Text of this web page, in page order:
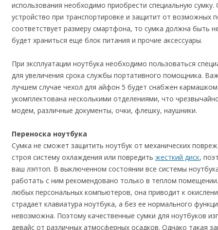
использования необходимо приобрести специальную
устройство при транспортировке и защитит от возможных
соответствует размеру смартфона, то сумка должна быть
будет храниться еще блок питания и прочие аксессуары.
При эксплуатации ноутбука необходимо пользоваться
для увеличения срока службы портативного помощника.
лучшем случае чехол для айфон 5 будет снабжен
укомплектована несколькими отделениями, что
модем, различные документы, очки, флешку, наушники.
Переноска ноутбука
Сумка не сможет защитить ноутбук от механических
строя систему охлаждения или повредить жесткий диск,
ваш лэптоп. В выключенном состоянии все системы
работать с ним рекомендовано только в теплом
любых персональных компьютеров, она приводит к
страдает клавиатура ноутбука, а без ее нормального
невозможна. Поэтому качественные сумки для ноутбуков
девайс от различных атмосферных осадков. Однако такая